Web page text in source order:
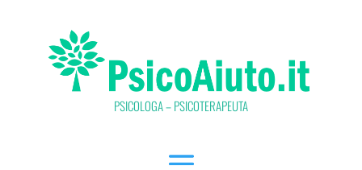
PSICOLOGA – PSICOTERAPEUTA